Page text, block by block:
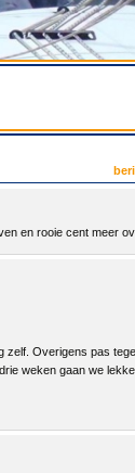
en rooie cent meer
zelf. Overigens pas
weken gaan we